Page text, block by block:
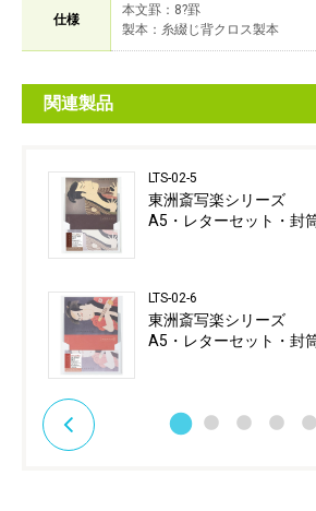
仕様
本文罫：8?罫
製本：糸綴じ背クロス製本
関連製品
LTS-02-5
東洲斎写楽シリーズ
A5・レターセット・封
LTS-02-6
東洲斎写楽シリーズ
A5・レターセット・封